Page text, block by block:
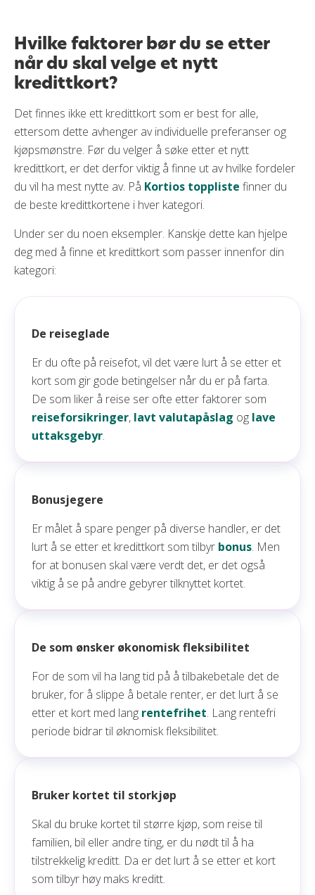
Hvilke faktorer bør du se etter
når du skal velge et nytt
kredittkort?
Det finnes ikke ett kredittkort som er best for alle,
ettersom dette avhenger av individuelle preferanser og
kjøpsmønstre. Før du velger å søke etter et nytt
kredittkort, er det derfor viktig å finne ut av hvilke fordeler
du vil ha mest nytte av. På Kortios toppliste finner du
de beste kredittkortene i hver kategori.
Under ser du noen eksempler. Kanskje dette kan hjelpe
deg med å finne et kredittkort som passer innenfor din
kategori:
De reiseglade
Er du ofte på reisefot, vil det være lurt å se etter et
kort som gir gode betingelser når du er på farta.
De som liker å reise ser ofte etter faktorer som
reiseforsikringer, lavt valutapåslag og lave
uttaksgebyr.
Bonusjegere
Er målet å spare penger på diverse handler, er det
lurt å se etter et kredittkort som tilbyr bonus. Men
for at bonusen skal være verdt det, er det også
viktig å se på andre gebyrer tilknyttet kortet.
De som ønsker økonomisk fleksibilitet
For de som vil ha lang tid på å tilbakebetale det de
bruker, for å slippe å betale renter, er det lurt å se
etter et kort med lang rentefrihet. Lang rentefri
periode bidrar til øknomisk fleksibilitet.
Bruker kortet til storkjøp
Skal du bruke kortet til større kjøp, som reise til
familien, bil eller andre ting, er du nødt til å ha
tilstrekkelig kreditt. Da er det lurt å se etter et kort
som tilbyr høy maks kreditt.